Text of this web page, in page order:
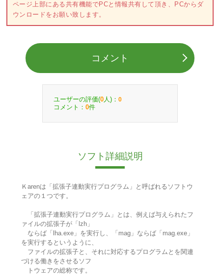
ページ上部にある共有機能でPCと情報共有して頂き、PCからダ
ウンロードをお願い致します。
コメント
ユーザーの評価(0 人)： 0
コメント： 0件
ソフト詳細説明
Ｋarenは「拡張子連動実行プログラム」と呼ばれるソフトウ
ェアの１つです。
「拡張子連動実行プログラム」とは、例えば与えられたフ
ァイルの拡張子が「lzh」
ならば「lha.exe」を実行し、「mag」ならば「mag.exe」
を実行するというように、
ファイルの拡張子と、それに対応するプログラムとを関連
づける働きをさせるソフ
トウェアの総称です。